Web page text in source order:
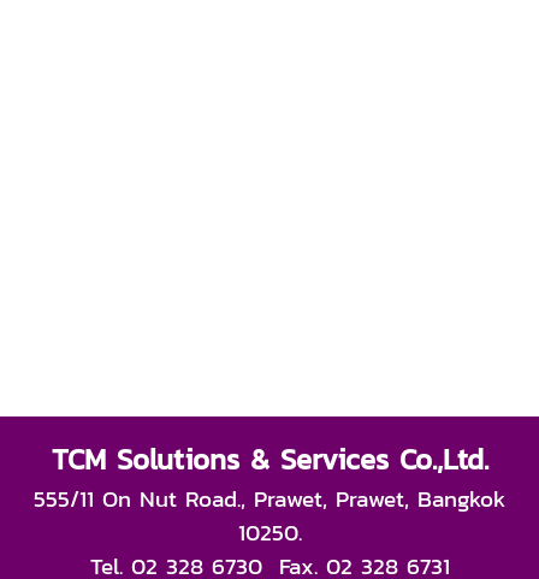
TCM Solutions & Services Co.,Ltd.
555/11 On Nut Road., Prawet, Prawet, Bangkok
10250.
Tel. 02 328 6730 Fax. 02 328 6731